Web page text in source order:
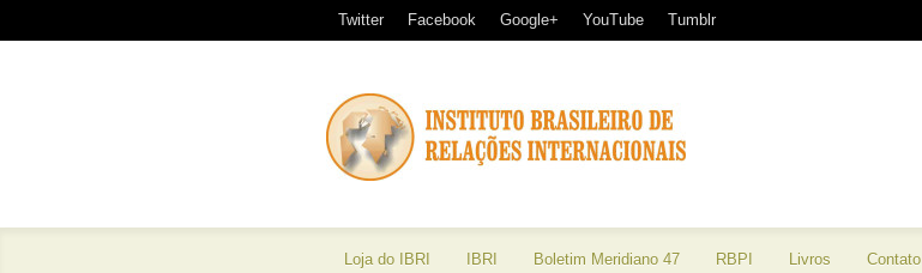
Twitter Facebook Google+ YouTube Tumblr
Loja do IBRI IBRI Boletim Meridiano 47 RBPI Livros Contato